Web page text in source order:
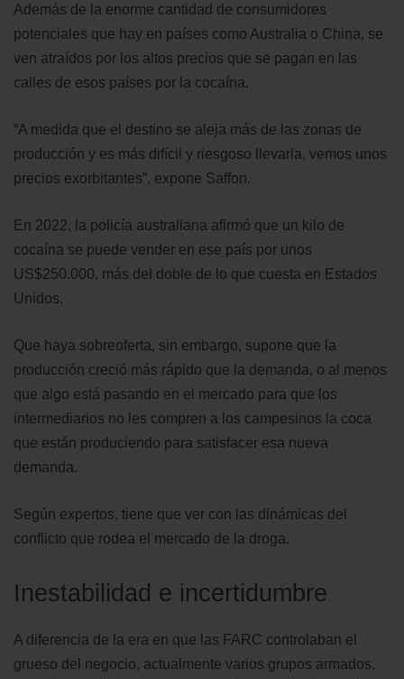
Además de la enorme cantidad de consumidores
potenciales que hay en países como Australia o China, se
ven atraídos por los altos precios que se pagan en las
calles de esos países por la cocaína.
“A medida que el destino se aleja más de las zonas de
producción y es más difícil y riesgoso llevarla, vemos unos
precios exorbitantes”, expone Saffon.
En 2022, la policía australiana afirmó que un kilo de
cocaína se puede vender en ese país por unos
US$250.000, más del doble de lo que cuesta en Estados
Unidos.
Que haya sobreoferta, sin embargo, supone que la
producción creció más rápido que la demanda, o al menos
que algo está pasando en el mercado para que los
intermediarios no les compren a los campesinos la coca
que están produciendo para satisfacer esa nueva
demanda.
Según expertos, tiene que ver con las dinámicas del
conflicto que rodea el mercado de la droga.
Inestabilidad e incertidumbre
A diferencia de la era en que las FARC controlaban el
grueso del negocio, actualmente varios grupos armados,